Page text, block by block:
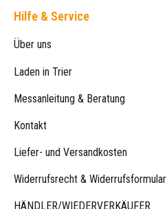
Hilfe & Service
Über uns
Laden in Trier
Messanleitung & Beratung
Kontakt
Liefer- und Versandkosten
Widerrufsrecht & Widerrufsformular
HÄNDLER/WIEDERVERKÄUFER